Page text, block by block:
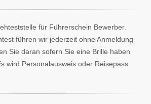
für Führerschein Bewerber.
führen wir jederzeit ohne Anmeldung
Sie daran sofern Sie eine Brille haben
wird Personalausweis oder Reisepass